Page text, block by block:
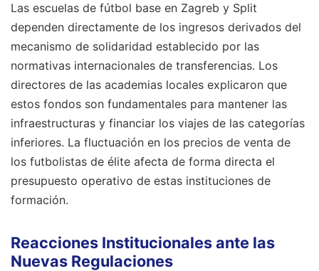
Las escuelas de fútbol base en Zagreb y Split
dependen directamente de los ingresos derivados del
mecanismo de solidaridad establecido por las
normativas internacionales de transferencias. Los
directores de las academias locales explicaron que
estos fondos son fundamentales para mantener las
infraestructuras y financiar los viajes de las categorías
inferiores. La fluctuación en los precios de venta de
los futbolistas de élite afecta de forma directa el
presupuesto operativo de estas instituciones de
formación.
Reacciones Institucionales ante las
Nuevas Regulaciones